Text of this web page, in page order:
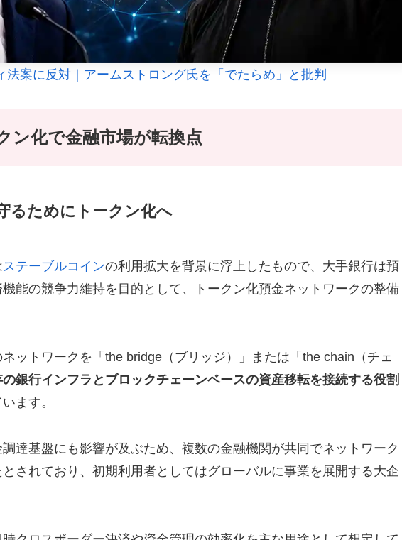
案に反対｜アームストロング氏を「でたらめ」と批判
ン化で金融市場が転換点
るためにトークン化へ
ステーブルコインの利用拡大を背景に浮上したもので、大手銀行は預
能の競争力維持を目的として、トークン化預金ネットワークの整備
ットワークを「the bridge（ブリッジ）」または「the chain（チェ
の銀行インフラとブロックチェーンベースの資産移転を接続する役割
ます。
達基盤にも影響が及ぶため、複数の金融機関が共同でネットワーク
されており、初期利用者としてはグローバルに事業を展開する大企